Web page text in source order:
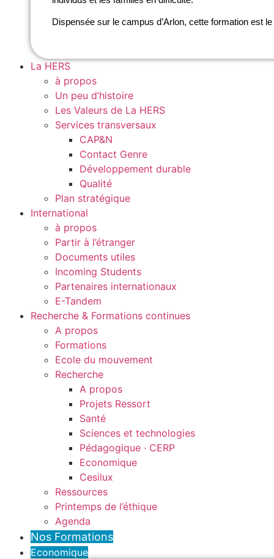
Dispensée sur le campus d’Arlon, cette formation est
La HERS
à propos
Un peu d’histoire
Les Valeurs de La HERS
Services transversaux
CAP&N
Contact Genre
Développement durable
Qualité
Plan stratégique
International
à propos
Partir à l’étranger
Documents utiles
Incoming Students
Partenaires internationaux
E-Tandem
Recherche & Formations continues
A propos
Formations
Ecole du mouvement
Recherche
A propos
Projets Ressort
Santé
Sciences et technologies
Pédagogique · CERP
Economique
Cesilux
Ressources
Printemps de l’éthique
Agenda
Nos Formations
Economique